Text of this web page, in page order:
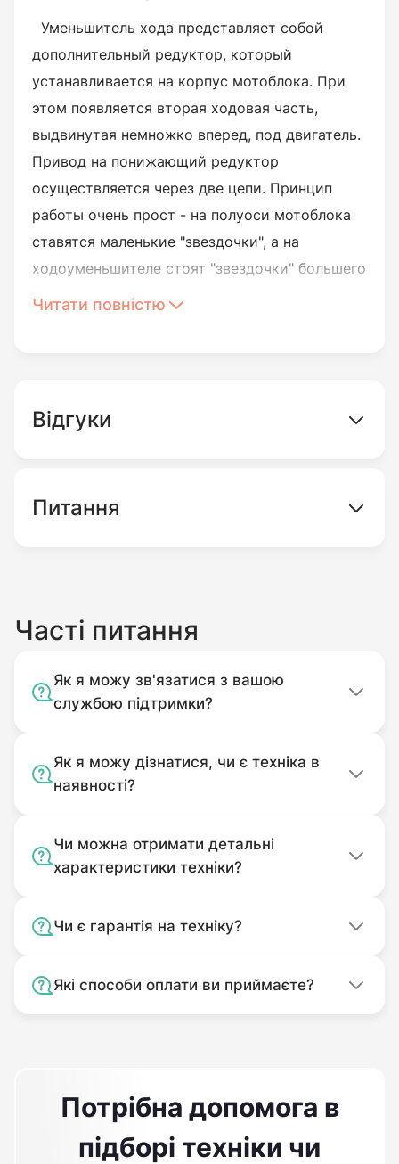
Уменьшитель хода представляет собой
дополнительный редуктор, который
устанавливается на корпус мотоблока. При
этом появляется вторая ходовая часть,
выдвинутая немножко вперед, под двигатель.
Привод на понижающий редуктор
осуществляется через две цепи. Принцип
работы очень прост - на полуоси мотоблока
ставятся маленькие "звездочки", а на
ходоуменьшителе стоят "звездочки" большего
диаметра. Производитель данного навесного
Кентавр МБ 2060(1)Д, МБ 2090(1)Д, МБ
Витязь НТ-105, НТ-135, НТ-105А
Читати повністю
Відгуки
Питання
Часті питання
Як я можу зв'язатися з вашою
службою підтримки?
Як я можу дізнатися, чи є техніка в
наявності?
Чи можна отримати детальні
характеристики техніки?
Чи є гарантія на техніку?
Які способи оплати ви приймаєте?
Потрібна допомога в
підборі техніки чи